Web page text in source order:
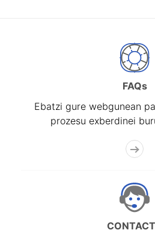
FAQs
Ebatzi gure webgunean
prozesu exberdinei